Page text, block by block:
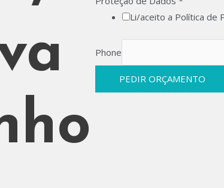
Li/aceito a Política de
Phone
PEDIR ORÇAMENTO